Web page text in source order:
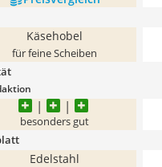
Käsehobel
für feine Scheiben
besonders gut
Edelstahl